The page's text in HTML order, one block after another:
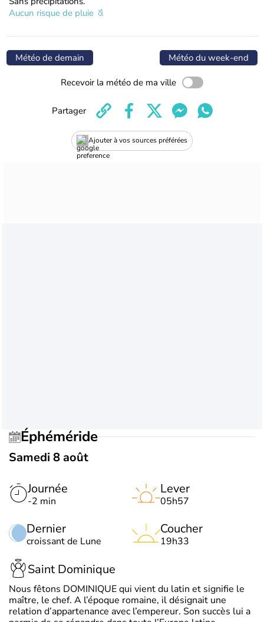
Aucun risque de pluie
Météo de demain Météo du week-end
Recevoir la météo de ma ville
Ajouter à vos sources préférées
Partager
Éphéméride
Samedi 8 août
Journée
-2 min
Dernier
croissant de Lune
Lever
05h57
Coucher
19h33
Saint Dominique
Nous fêtons DOMINIQUE qui vient du latin et signifie le
maître, le chef. A l’époque romaine, il désignait une
relation d’appartenance avec l’empereur. Son succès lui a